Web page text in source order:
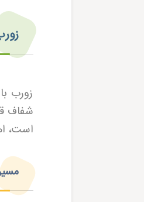
زورب
شفاف
است،